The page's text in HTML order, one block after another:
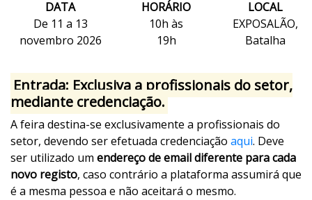
DATA
De 11 a 13
novembro 2026
HORÁRIO
10h às
19h
LOCAL
EXPOSALÃO,
Batalha
Entrada: Exclusiva a profissionais do setor,
mediante credenciação.
A feira destina-se exclusivamente a profissionais do
setor, devendo ser efetuada credenciação aqui. Deve
ser utilizado um endereço de email diferente para cada
novo registo, caso contrário a plataforma assumirá que
é a mesma pessoa e não aceitará o mesmo.